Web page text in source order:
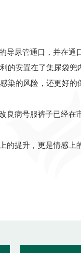
导尿管通口，并在通
的安置在了集尿袋兜
染的风险，还更好的
良病号服裤子已经在
的提升，更是情感上